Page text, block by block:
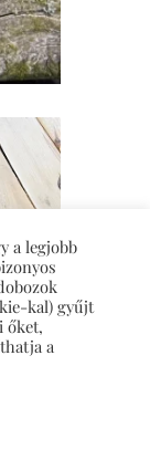
fán,
a legjobb
kal) gyűjt
őket,
a